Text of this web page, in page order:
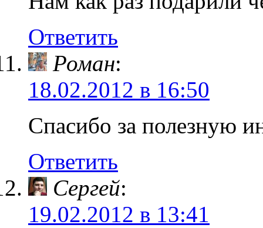
Ответить
Роман:
18.02.2012 в 16:50
Спасибо за полезную
Ответить
Сергей:
19.02.2012 в 13:41